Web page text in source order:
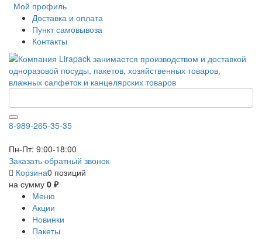
Мой профиль
Доставка и оплата
Пункт самовывоза
Контакты
8-989-265-35-35
Пн-Пт: 9:00-18:00
Заказать обратный звонок
Корзина0 позиций
на сумму 0 ₽
Меню
Акции
Новинки
Пакеты